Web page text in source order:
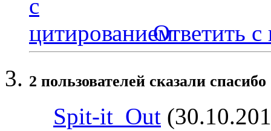
Ответить с
2 пользователей сказали
Spit-it_Out